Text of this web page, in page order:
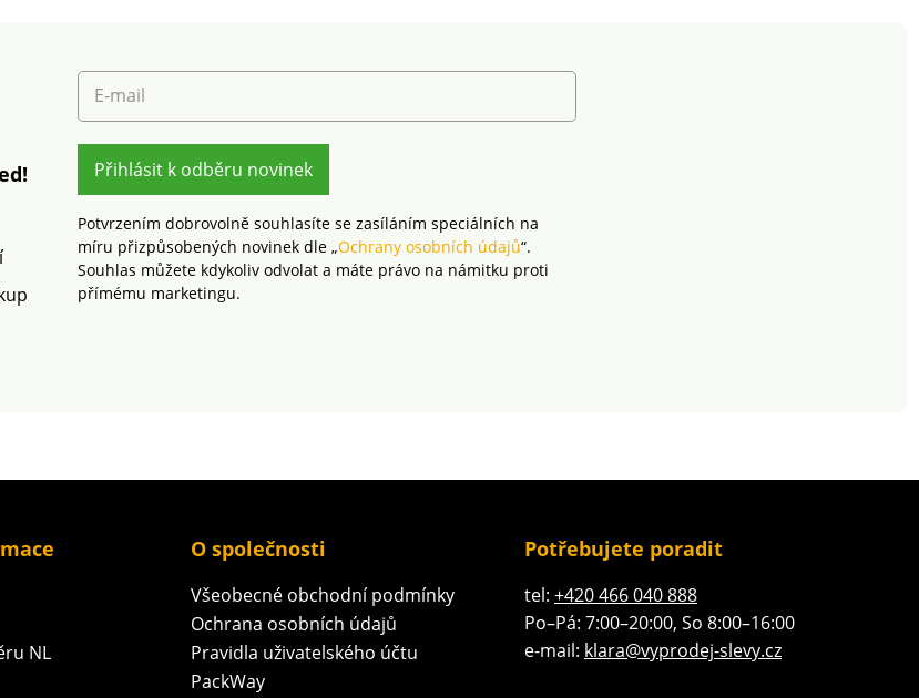
laboratorním testům na
široké spektrum
škodlivých látek a
výrobek je bezpečný nad
rámec platných norem.
Pro ochranu životního
prostředí doporučujeme
prát na 30 °C a sušit na
vzduchu.
E-mail
Přihlásit k odběru novinek
Potvrzením dobrovolně souhlasíte se zasíláním speciálních na
míru přizpůsobených novinek dle „Ochrany osobních údajů“.
Souhlas můžete kdykoliv odvolat a máte právo na námitku proti
přímému marketingu.
NL
O společnosti
Všeobecné obchodní podmínky
Ochrana osobních údajů
Pravidla uživatelského účtu
PackWay
Potřebujete poradit
tel: +420 466 040 888
Po–Pá: 7:00–20:00, So 8:00–16:00
e-mail: klara@vyprodej-slevy.cz